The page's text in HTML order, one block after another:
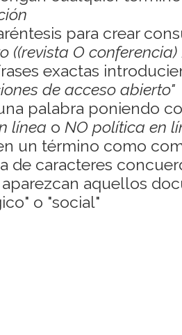
para crear
((revista O conferencia)
exactas
de acceso abierto"
palabra poniendo
línea o NO política en
un término como
de caracteres
aparezcan aquellos
o "social"